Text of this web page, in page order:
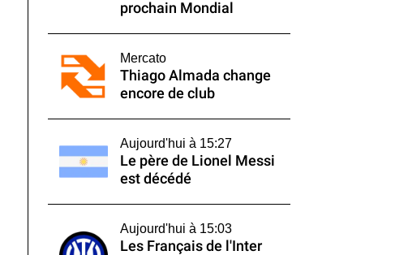
prochain Mondial
Mercato
Thiago Almada change
encore de club
Aujourd'hui à 15:27
Le père de Lionel Messi
est décédé
Aujourd'hui à 15:03
Les Français de l'Inter